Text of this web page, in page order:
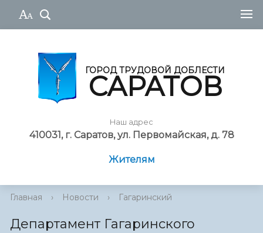
ГОРОД ТРУДОВОЙ ДОБЛЕСТИ
САРАТОВ
Наш адрес
410031, г. Саратов, ул. Первомайская, д. 78
Жителям
Главная › Новости › Гагаринский
Департамент Гагаринского